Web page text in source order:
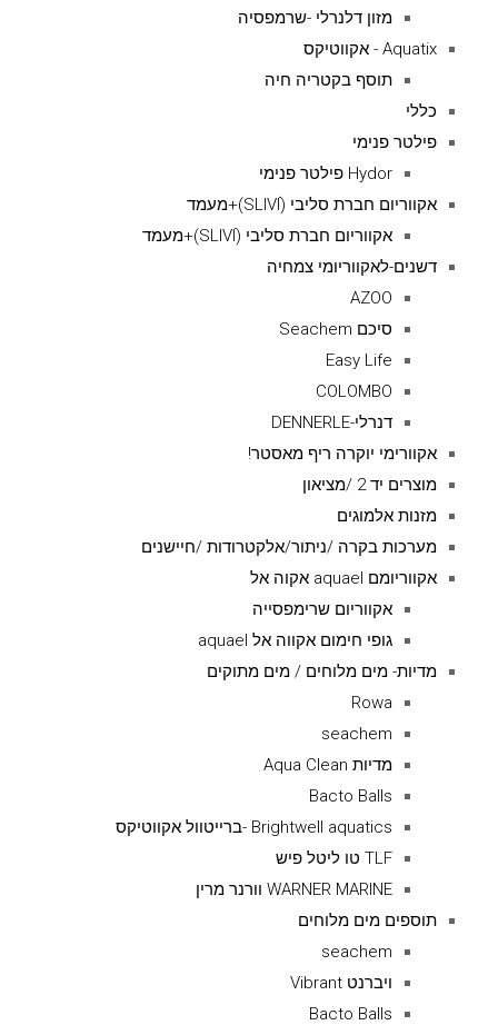
מזון דלנרלי -שרמפסיה
Aquatix - אקווטיקס
תוסף בקטריה חיה
כללי
פילטר פנימי
Hydor פילטר פנימי
אקווריום חברת סליבי (SLIVIׂׂ)+מעמד
אקווריום חברת סליבי (SLIVIׂׂ)+מעמד
דשנים-לאקווריומי צמחיה
AZOO
סיכם Seachem
Easy Life
COLOMBO
דנרלי-DENNERLE
אקוורימי יוקרה ריף מאסטר!
מוצרים יד 2 /מציאון
מזנות אלמוגים
מערכות בקרה /ניתור/אלקטרודות /חיישנים
אקווריומם aquael אקוה אל
אקווריום שרימפסייה
גופי חימום אקווה אל aquael
מדיות- מים מלוחים / מים מתוקים
Rowa
seachem
מדיות Aqua Clean
Bacto Balls
Brightwell aquatics -ברייטוול אקווטיקס
TLF טו ליטל פיש
WARNER MARINE וורנר מרין
תוספים מים מלוחים
seachem
ויברנט Vibrant
Bacto Balls